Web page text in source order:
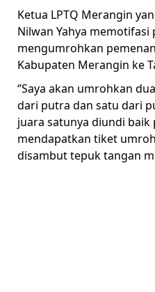
Ketua LPTQ Merangin
Nilwan Yahya
mengumrohkan
Kabupaten Merangin ke
‘’Saya akan umrohkan
dari putra dan satu dari
juara satunya diundi
mendapatkan tiket
disambut tepuk tangan